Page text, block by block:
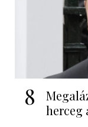
8
herceg